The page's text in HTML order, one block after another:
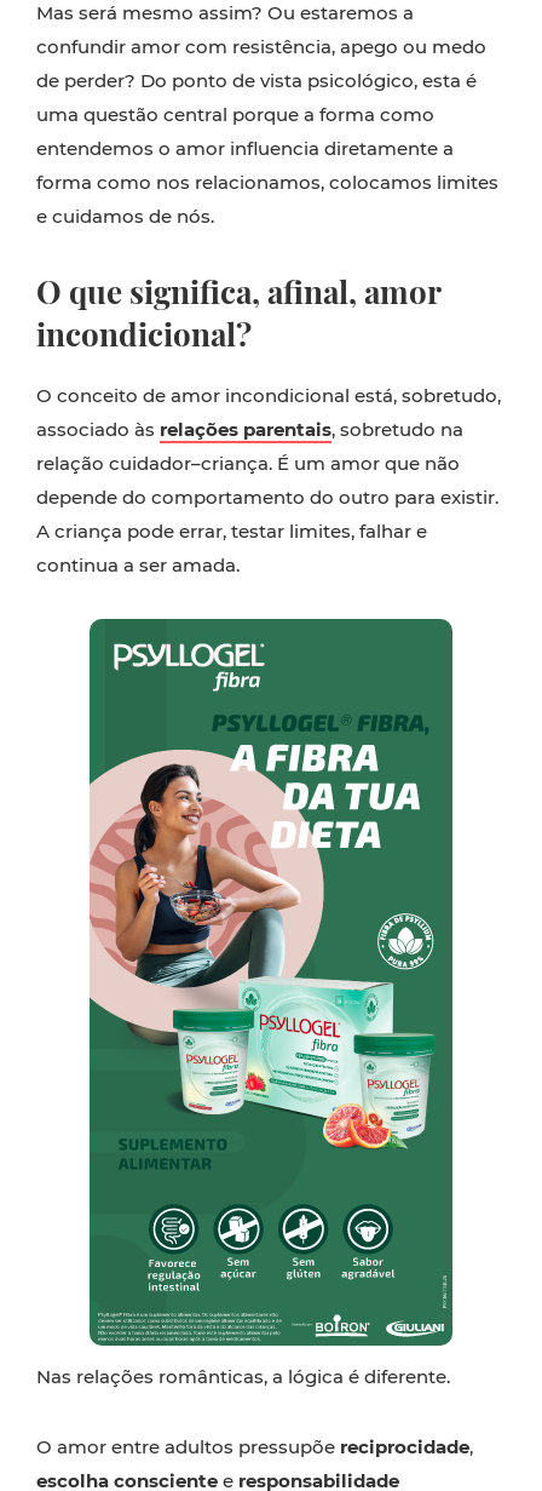
Mas será mesmo assim? Ou estaremos a
confundir amor com resistência, apego ou medo
de perder? Do ponto de vista psicológico, esta é
uma questão central porque a forma como
entendemos o amor influencia diretamente a
forma como nos relacionamos, colocamos limites
e cuidamos de nós.
O que significa, afinal, amor
incondicional?
O conceito de amor incondicional está, sobretudo,
associado às relações parentais, sobretudo na
relação cuidador–criança. É um amor que não
depende do comportamento do outro para existir.
A criança pode errar, testar limites, falhar e
continua a ser amada.
Nas relações românticas, a lógica é diferente.
O amor entre adultos pressupõe reciprocidade,
escolha consciente e responsabilidade